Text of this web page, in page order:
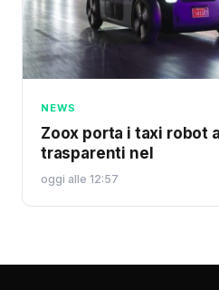
NEWS
Zoox porta i taxi robot
trasparenti nel
oggi alle 12:57